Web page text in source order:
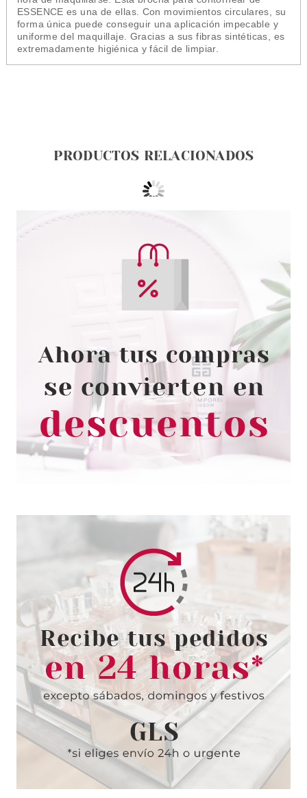
ESSENCE es una de ellas. Con movimientos circulares, su
forma única puede conseguir una aplicación impecable y
uniforme del maquillaje. Gracias a sus fibras sintéticas, es
extremadamente higiénica y fácil de limpiar.
PRODUCTOS RELACIONADOS
ESSENCE
ESSENCE LASHES TO IMPRESS
PESTAÑAS 08 PRE-CUT
LASHES
Pvr 2.99€
-14%
desde
2.58€
ESSENCE
ESSENCE PERFILADOR DE
OJOS EXTREME LASTING 05
ROCKIN' TAUPE
Pvr 2.49€
-11%
desde
2.22€